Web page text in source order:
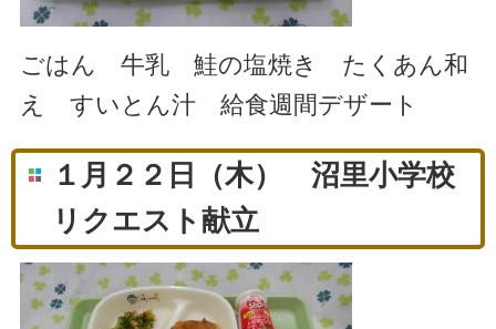
ごはん 牛乳 鮭の塩焼き たくあん和
え すいとん汁 給食週間デザート
１月２２日（木） 沼里小学校
リクエスト献立